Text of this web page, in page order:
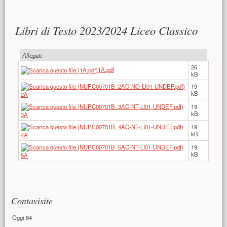
Libri di Testo 2023/2024 Liceo Classico
Allegati:
1A.pdf
26
kB
2A
19
kB
3A
19
kB
4A
19
kB
5A
19
kB
Contavisite
Oggi84